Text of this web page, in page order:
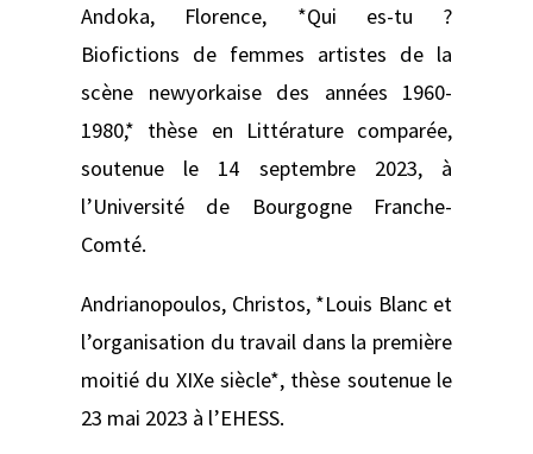
Andoka, Florence, *Qui es-tu ?
Biofictions de femmes artistes de la
scène newyorkaise des années 1960-
1980,* thèse en Littérature comparée,
soutenue le 14 septembre 2023, à
l’Université de Bourgogne Franche-
Comté.
Andrianopoulos, Christos, *Louis Blanc et
l’organisation du travail dans la première
moitié du XIXe siècle*, thèse soutenue le
23 mai 2023 à l’EHESS.